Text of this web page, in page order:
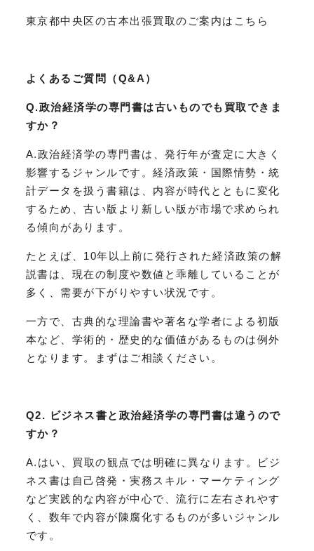
東京都中央区の古本出張買取のご案内はこちら
よくあるご質問（Q&A）
Q.政治経済学の専門書は古いものでも買取できま
すか？
A.政治経済学の専門書は、発行年が査定に大きく
影響するジャンルです。経済政策・国際情勢・統
計データを扱う書籍は、内容が時代とともに変化
するため、古い版より新しい版が市場で求められ
る傾向があります。
たとえば、10年以上前に発行された経済政策の解
説書は、現在の制度や数値と乖離していることが
多く、需要が下がりやすい状況です。
一方で、古典的な理論書や著名な学者による初版
本など、学術的・歴史的な価値があるものは例外
となります。まずはご相談ください。
Q2. ビジネス書と政治経済学の専門書は違うので
すか？
A.はい、買取の観点では明確に異なります。ビジ
ネス書は自己啓発・実務スキル・マーケティング
など実践的な内容が中心で、流行に左右されやす
く、数年で内容が陳腐化するものが多いジャンル
です。